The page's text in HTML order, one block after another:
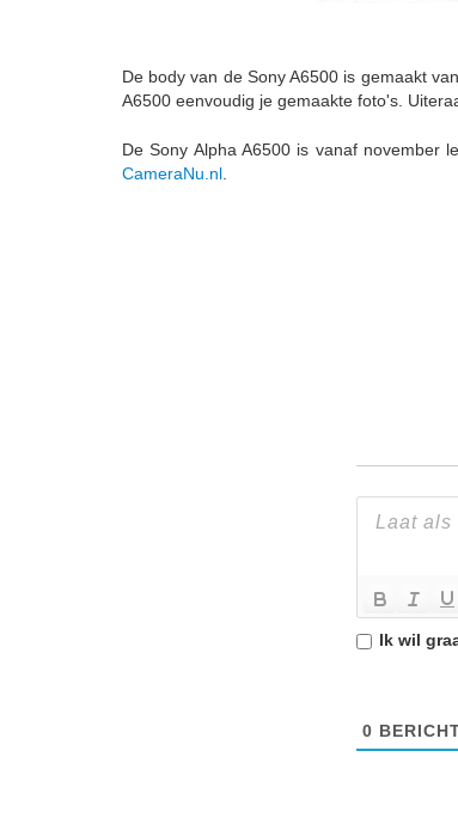
De body van de Sony A6500 is gemaakt
A6500 eenvoudig je gemaakte foto's.
De Sony Alpha A6500 is vanaf november
CameraNu.nl
Ik wil
0